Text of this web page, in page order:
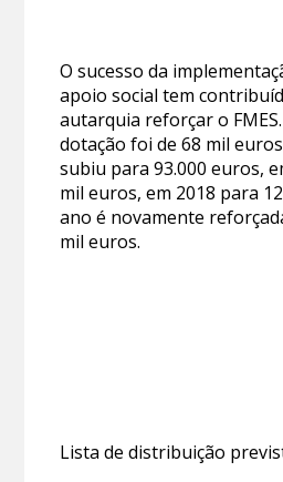
O sucesso da
apoio social tem
autarquia reforçar o
dotação foi de 68 mil
subiu para 93.000 euros,
mil euros, em 2018 para
ano é novamente
mil euros.
Lista de distribuição